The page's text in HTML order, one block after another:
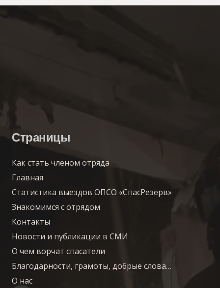
Страницы
Как стать членом отряда
Главная
Статистика выездов ОПСО «СпасРезерв»
Знакомимся с отрядом
Контакты
Новости и публикации в СМИ
О чем ворчат спасатели
Благодарности, грамоты, добрые слова…
О нас